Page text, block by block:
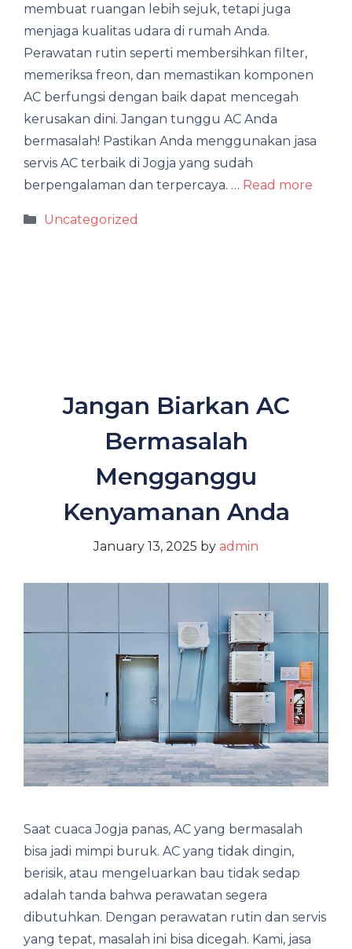
membuat ruangan lebih sejuk, tetapi juga
menjaga kualitas udara di rumah Anda.
Perawatan rutin seperti membersihkan filter,
memeriksa freon, dan memastikan komponen
AC berfungsi dengan baik dapat mencegah
kerusakan dini. Jangan tunggu AC Anda
bermasalah! Pastikan Anda menggunakan jasa
servis AC terbaik di Jogja yang sudah
berpengalaman dan terpercaya. … Read more
Categories
Uncategorized
Jangan Biarkan AC
Bermasalah
Mengganggu
Kenyamanan Anda
January 13, 2025 by admin
Saat cuaca Jogja panas, AC yang bermasalah
bisa jadi mimpi buruk. AC yang tidak dingin,
berisik, atau mengeluarkan bau tidak sedap
adalah tanda bahwa perawatan segera
dibutuhkan. Dengan perawatan rutin dan servis
yang tepat, masalah ini bisa dicegah. Kami, jasa